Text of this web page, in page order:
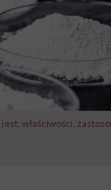
właściwości,